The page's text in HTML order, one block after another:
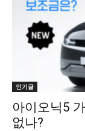
인기글
아이오닉5
없나?